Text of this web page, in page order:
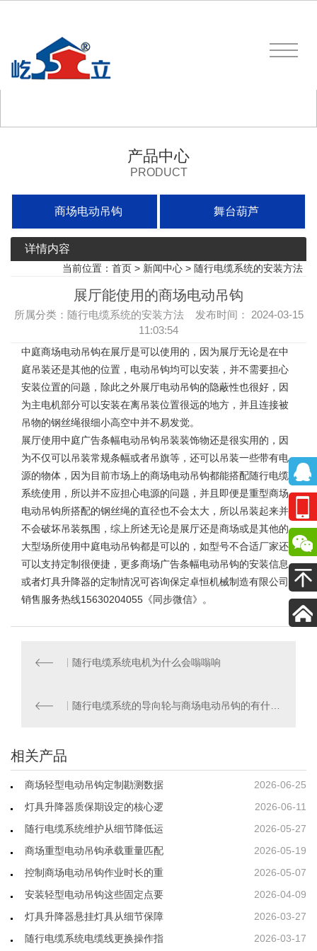
产品中心
PRODUCT
商场电动吊钩 舞台葫芦
详情内容
当前位置： 首页 > 新闻中心 > 随行电缆系统的安装方法
展厅能使用的商场电动吊钩
所属分类：随行电缆系统的安装方法 发布时间： 2024-03-15
11:03:54
中庭商场电动吊钩在展厅是可以使用的，因为展厅无论是在中
庭吊装还是其他的位置，电动吊钩均可以安装，并不需要担心
安装位置的问题，除此之外展厅电动吊钩的隐蔽性也很好，因
为主电机部分可以安装在离吊装位置很远的地方，并且连接被
吊物的钢丝绳很细小高空中并不易发觉。
展厅使用中庭广告条幅电动吊钩吊装装饰物还是很实用的，因
为不仅可以吊装常规条幅或者吊旗等，还可以吊装一些带有电
源的物体，因为目前市场上的商场电动吊钩都能搭配随行电缆
系统使用，所以并不应担心电源的问题，并且即便是重型商场
电动吊钩所搭配的钢丝绳的直径也不会太大，所以吊装起来并
不会破坏吊装氛围，综上所述无论是展厅还是商场或是其他的
大型场所使用中庭电动吊钩都是可以的，如型号不合适厂家还
可以支持定制很便捷，更多商场广告条幅电动吊钩的安装信息
或者灯具升降器的定制情况可咨询保定卓恒机械制造有限公司
销售服务热线15630204055《同步微信》。
随行电缆系统电机为什么会嗡嗡响
相关产品
2026-06-25
商场轻型电动吊钩定制勘测数据
2026-06-11
灯具升降器质保期设定的核心逻
2026-05-27
随行电缆系统维护从细节降低运
2026-05-19
商场重型电动吊钩承载重量匹配
2026-05-07
控制商场电动吊钩作业时长的重
2026-04-09
安装轻型电动吊钩这些固定点要
2026-03-27
灯具升降器悬挂灯具从细节保障
2026-03-17
随行电缆系统电缆线更换操作指